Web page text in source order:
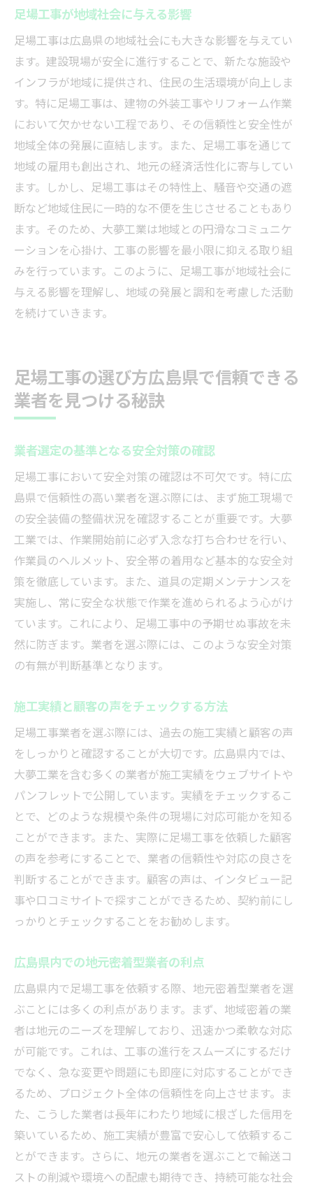
足場工事が地域社会に与える影響
足場工事は広島県の地域社会にも大きな影響を与えてい
ます。建設現場が安全に進行することで、新たな施設や
インフラが地域に提供され、住民の生活環境が向上しま
す。特に足場工事は、建物の外装工事やリフォーム作業
において欠かせない工程であり、その信頼性と安全性が
地域全体の発展に直結します。また、足場工事を通じて
地域の雇用も創出され、地元の経済活性化に寄与してい
ます。しかし、足場工事はその特性上、騒音や交通の遮
断など地域住民に一時的な不便を生じさせることもあり
ます。そのため、大夢工業は地域との円滑なコミュニケ
ーションを心掛け、工事の影響を最小限に抑える取り組
みを行っています。このように、足場工事が地域社会に
与える影響を理解し、地域の発展と調和を考慮した活動
を続けていきます。
足場工事の選び方広島県で信頼できる
業者を見つける秘訣
業者選定の基準となる安全対策の確認
足場工事において安全対策の確認は不可欠です。特に広
島県で信頼性の高い業者を選ぶ際には、まず施工現場で
の安全装備の整備状況を確認することが重要です。大夢
工業では、作業開始前に必ず入念な打ち合わせを行い、
作業員のヘルメット、安全帯の着用など基本的な安全対
策を徹底しています。また、道具の定期メンテナンスを
実施し、常に安全な状態で作業を進められるよう心がけ
ています。これにより、足場工事中の予期せぬ事故を未
然に防ぎます。業者を選ぶ際には、このような安全対策
の有無が判断基準となります。
施工実績と顧客の声をチェックする方法
足場工事業者を選ぶ際には、過去の施工実績と顧客の声
をしっかりと確認することが大切です。広島県内では、
大夢工業を含む多くの業者が施工実績をウェブサイトや
パンフレットで公開しています。実績をチェックするこ
とで、どのような規模や条件の現場に対応可能かを知る
ことができます。また、実際に足場工事を依頼した顧客
の声を参考にすることで、業者の信頼性や対応の良さを
判断することができます。顧客の声は、インタビュー記
事や口コミサイトで探すことができるため、契約前にし
っかりとチェックすることをお勧めします。
広島県内での地元密着型業者の利点
広島県内で足場工事を依頼する際、地元密着型業者を選
ぶことには多くの利点があります。まず、地域密着の業
者は地元のニーズを理解しており、迅速かつ柔軟な対応
が可能です。これは、工事の進行をスムーズにするだけ
でなく、急な変更や問題にも即座に対応することができ
るため、プロジェクト全体の信頼性を向上させます。ま
た、こうした業者は長年にわたり地域に根ざした信用を
築いているため、施工実績が豊富で安心して依頼するこ
とができます。さらに、地元の業者を選ぶことで輸送コ
ストの削減や環境への配慮も期待でき、持続可能な社会